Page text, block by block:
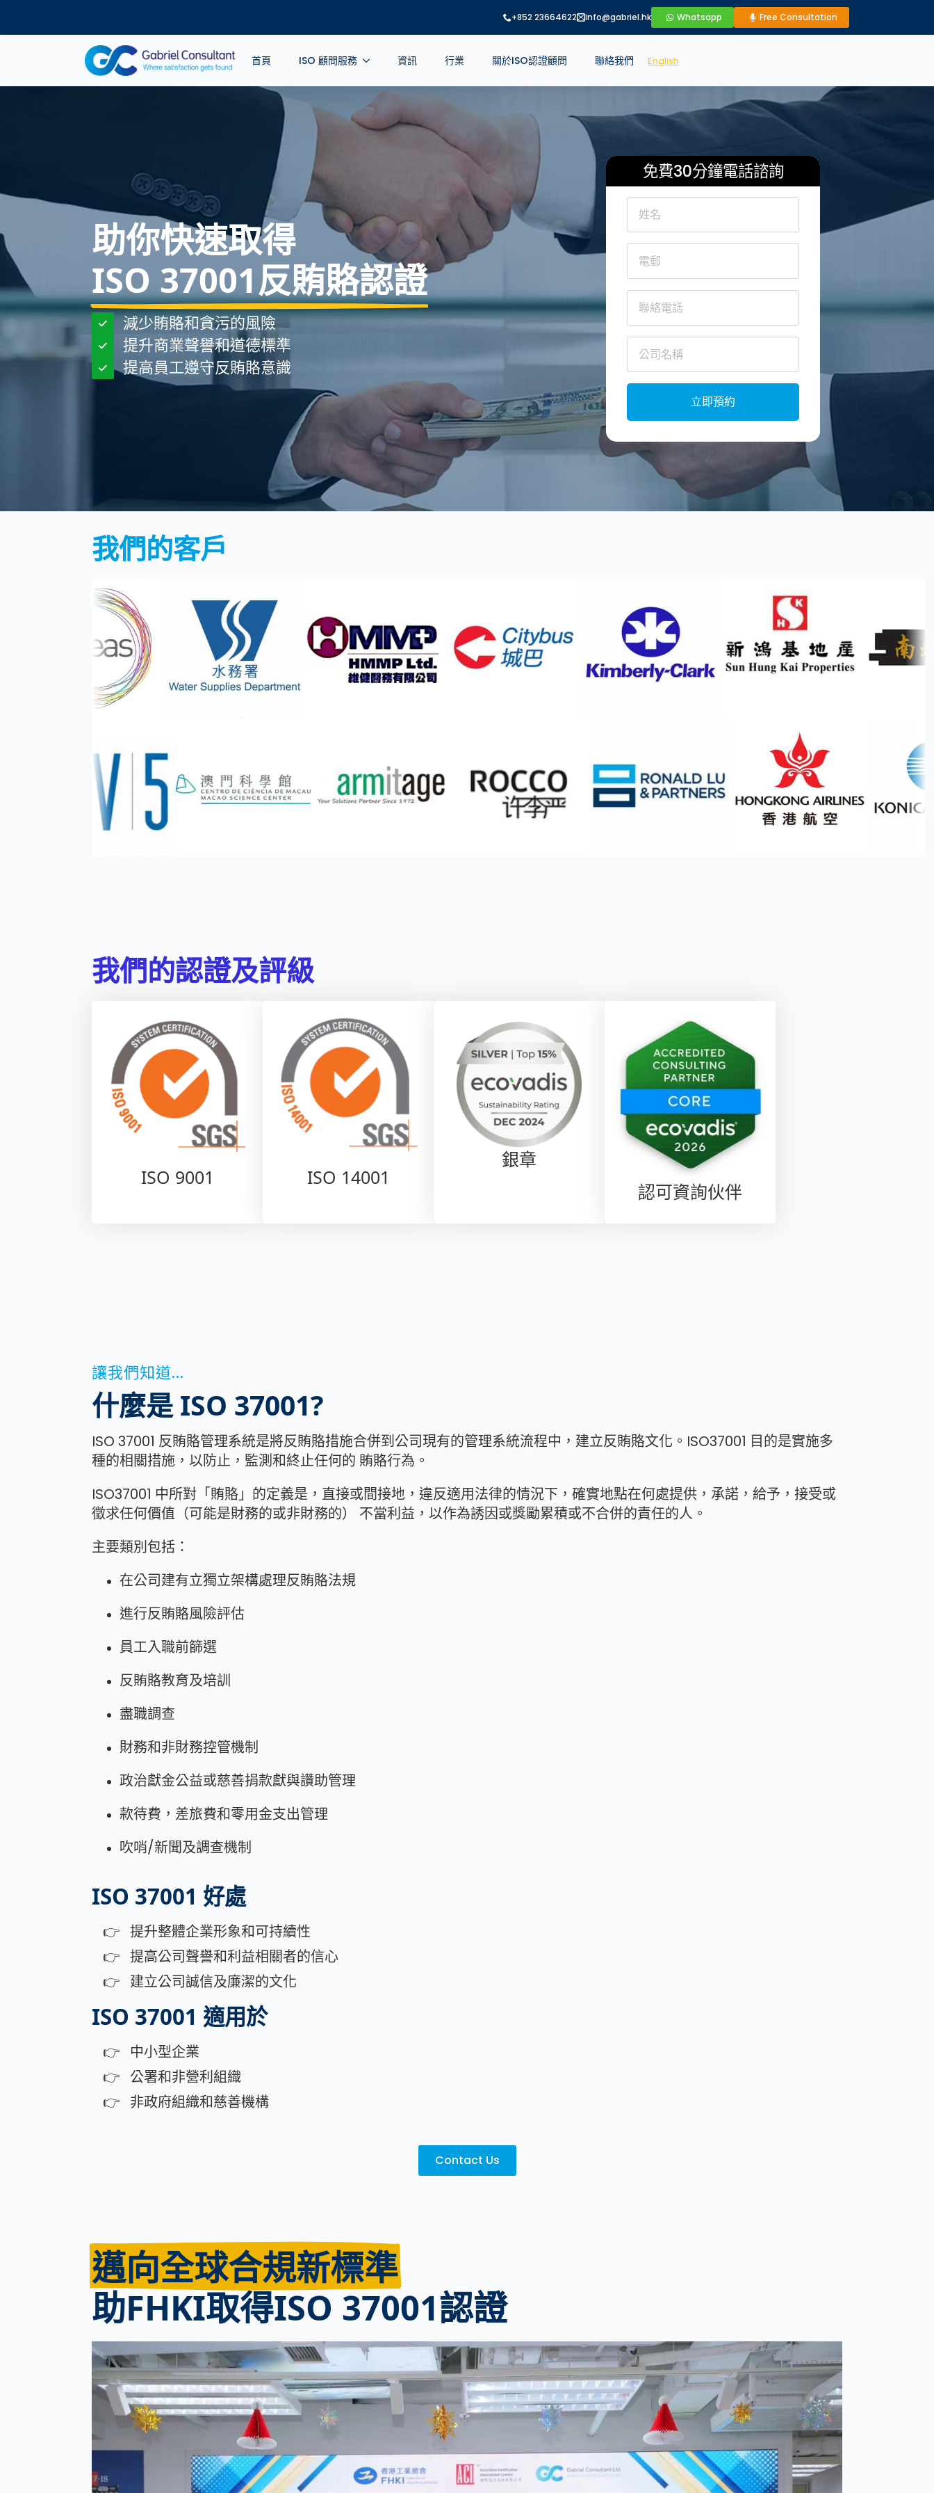
+852 23664622 info@gabriel.hk Whatsapp Free Consultation
首頁 ISO 顧問服務 資訊 行業 關於ISO認證顧問 聯絡我們 English
助你快速取得
ISO 37001反賄賂認證
減少賄賂和貪污的風險
提升商業聲譽和道德標準
提高員工遵守反賄賂意識
免費30分鐘電話諮詢
Name
Email
Phone
Company
Name
立即預約
我們的客戶
我們的認證及評級
ISO 9001 ISO 14001
銀章
認可資詢伙伴
讓我們知道...
什麼是 ISO 37001?
ISO 37001 反賄賂管理系統是將反賄賂措施合併到公司現有的管理系統流程中，建立反賄賂文化。ISO37001 目的是實施多
種的相關措施，以防止，監測和終止任何的 賄賂行為。
ISO37001 中所對「賄賂」的定義是，直接或間接地，違反適用法律的情況下，確實地點在何處提供，承諾，給予，接受或
徵求任何價值（可能是財務的或非財務的） 不當利益，以作為誘因或獎勵累積或不合併的責任的人。
主要類別包括：
在公司建有立獨立架構處理反賄賂法規
進行反賄賂風險評估
員工入職前篩選
反賄賂教育及培訓
盡職調查
財務和非財務控管機制
政治獻金公益或慈善捐款獻與讚助管理
款待費，差旅費和零用金支出管理
吹哨/新聞及調查機制
ISO 37001 好處
提升整體企業形象和可持續性
提高公司聲譽和利益相關者的信心
建立公司誠信及廉潔的文化
ISO 37001 適用於
中小型企業
公署和非營利組織
非政府組織和慈善機構
Contact Us
邁向全球合規新標準
助FHKI取得ISO 37001認證